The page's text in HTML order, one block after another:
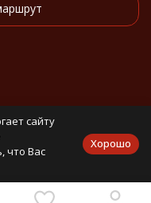
сайту
что Вас
Хорошо